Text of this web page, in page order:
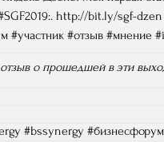
о прошедшей в эти
#bssynergy